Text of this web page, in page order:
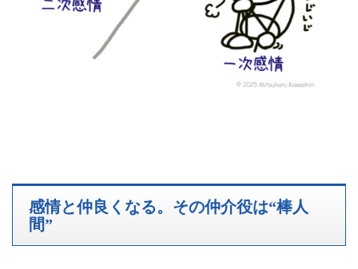
感情と仲良くなる。その仲介役は“棒人
間”